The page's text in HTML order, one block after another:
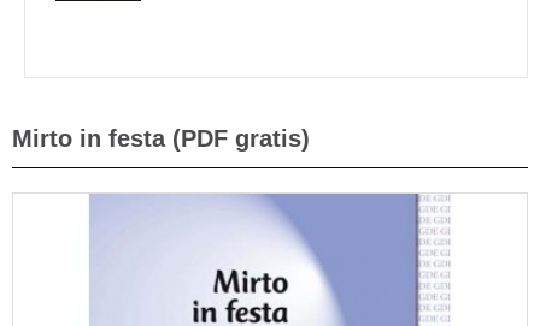
Mirto in festa (PDF gratis)